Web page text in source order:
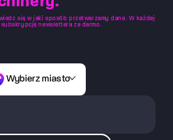
się w jaki sposób przetwarzamy dane. W każdej
newslettera za darmo.
Wybierz miasto